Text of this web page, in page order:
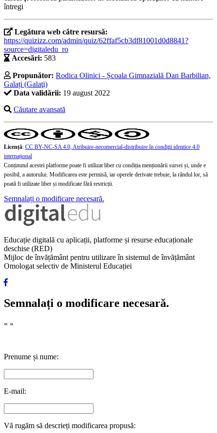
întregi
Legătura web către resursă:
https://quizizz.com/admin/quiz/62ffaf5cb3df81001d0d8841?
source=digitaledu_ro
Accesări: 583
Propunător: Rodica Olinici - Școala Gimnazială Dan Barbilian,
Galați (Galaţi)
Data validării: 19 august 2022
Căutare avansată
Licență: CC BY-NC-SA 4.0, Atribuire-necomercial-distribuire în condiţii identice 4.0
internațional
Conținutul acestei platforme poate fi utilizat liber cu condiția menționării sursei și, unde e
posibil, a autorului. Modificarea este permisă, iar operele derivate trebuie, la rândul lor, să
poată fi utilizate liber și modificate fără restricții.
Semnalați o modificare necesară.
Educație digitală cu aplicații, platforme și resurse educaționale
deschise (RED)
Mijloc de învățământ pentru utilizare în sistemul de învățământ
Omologat selectiv de Ministerul Educației
Semnalați o modificare necesară.
« »
Prenume și nume:
E-mail:
Vă rugăm să descrieți modificarea propusă: